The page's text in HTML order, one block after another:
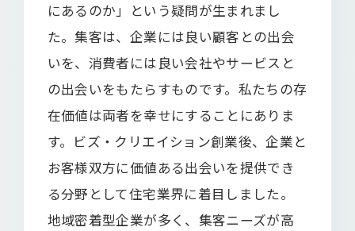
にあるのか」という疑問が生まれまし
た。集客は、企業には良い顧客との出会
いを、消費者には良い会社やサービスと
の出会いをもたらすものです。私たちの存
在価値は両者を幸せにすることにありま
す。ビズ・クリエイション創業後、企業と
お客様双方に価値ある出会いを提供でき
る分野として住宅業界に着目しました。
地域密着型企業が多く、集客ニーズが高